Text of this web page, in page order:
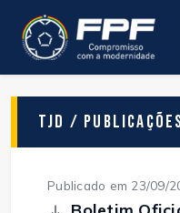
TJD /
Publicado em 23/09/